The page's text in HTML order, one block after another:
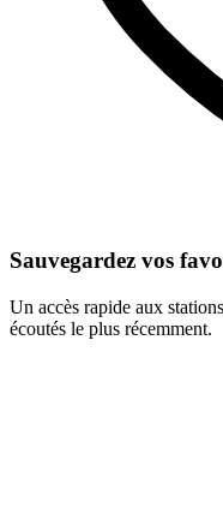
Sauvegardez vos
Un accès rapide aux
écoutés le plus récemment.